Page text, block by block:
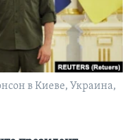
в Киеве, Украина,